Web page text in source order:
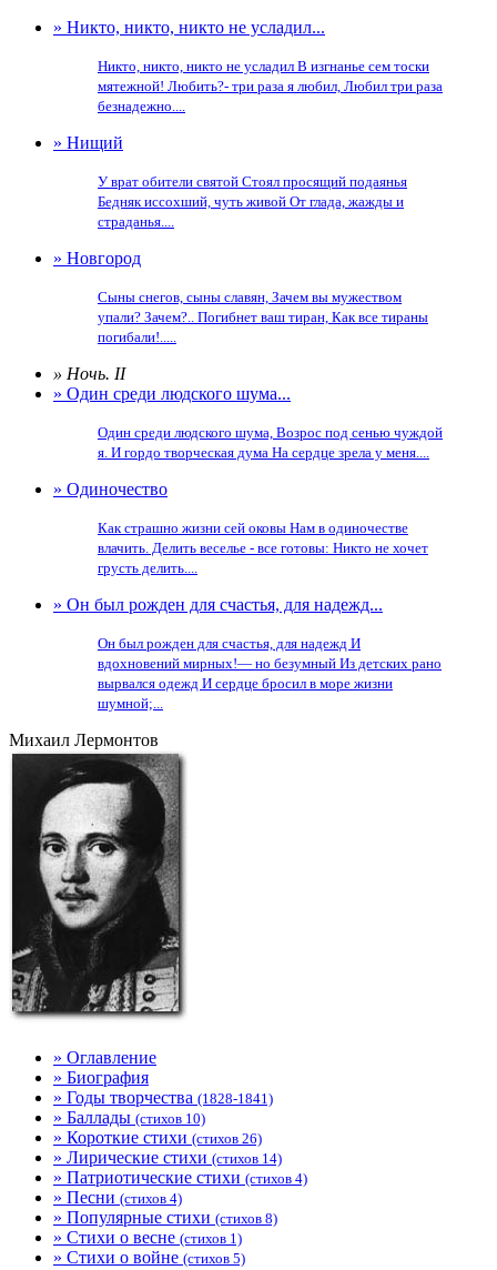
» Никто, никто, никто не усладил...
Никто, никто, никто не усладил В изгнанье сем тоски
мятежной! Любить?- три раза я любил, Любил три раза
безнадежно....
» Нищий
У врат обители святой Стоял просящий подаянья
Бедняк иссохший, чуть живой От глада, жажды и
страданья....
» Новгород
Сыны снегов, сыны славян, Зачем вы мужеством
упали? Зачем?.. Погибнет ваш тиран, Как все тираны
погибали!.....
» Ночь. II
» Один среди людского шума...
Один среди людского шума, Возрос под сенью чуждой
я. И гордо творческая дума На сердце зрела у меня....
» Одиночество
Как страшно жизни сей оковы Нам в одиночестве
влачить. Делить веселье - все готовы: Никто не хочет
грусть делить....
» Он был рожден для счастья, для надежд...
Он был рожден для счастья, для надежд И
вдохновений мирных!— но безумный Из детских рано
вырвался одежд И сердце бросил в море жизни
шумной;...
Михаил Лермонтов
» Оглавление
» Биография
» Годы творчества (1828-1841)
» Баллады (стихов 10)
» Короткие стихи (стихов 26)
» Лирические стихи (стихов 14)
» Патриотические стихи (стихов 4)
» Песни (стихов 4)
» Популярные стихи (стихов 8)
» Стихи о весне (стихов 1)
» Стихи о войне (стихов 5)